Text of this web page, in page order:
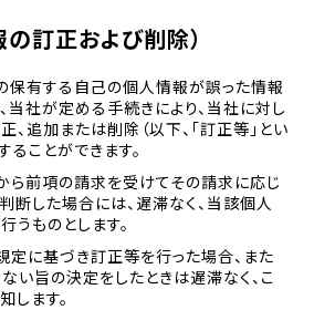
訂正および削除）
保有する自己の個人情報が誤った情報
当社が定める手続きにより、当社に対し
追加または削除（以下、「訂正等」とい
ることができます。
ら前項の請求を受けてその請求に応じ
断した場合には、遅滞なく、当該個人
うものとします。
定に基づき訂正等を行った場合、また
い旨の決定をしたときは遅滞なく、こ
します。